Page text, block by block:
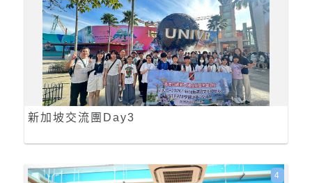
新加坡交流團Day3
4